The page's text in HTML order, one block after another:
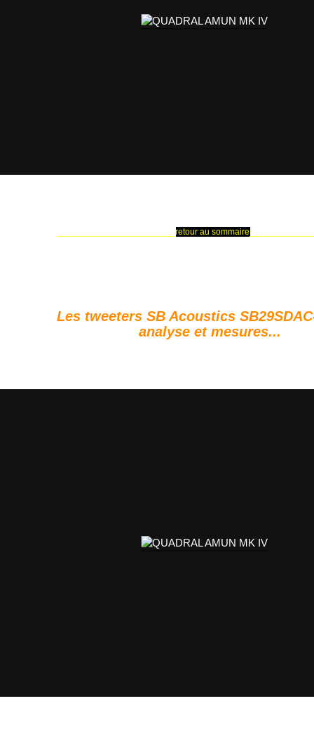
________________________retour au sommaire
Les tweeters SB Acoustics
analyse et mesures...